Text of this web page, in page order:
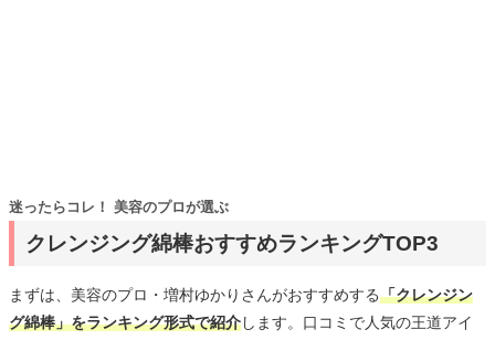
クレンジング綿棒おすすめランキングTOP3
迷ったらコレ！ 美容のプロが選ぶ
まずは、美容のプロ・増村ゆかりさんがおすすめする「クレンジン
グ綿棒」をランキング形式で紹介します。口コミで人気の王道アイ